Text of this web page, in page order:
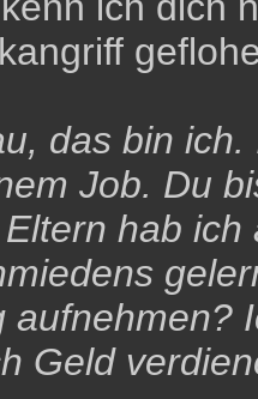
das bin
Job. Du
hab
aufnehmen?
Geld